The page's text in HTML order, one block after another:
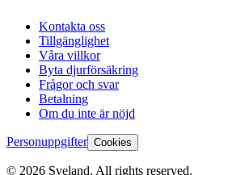
Kontakta oss
Tillgänglighet
Våra villkor
Byta djurförsäkring
Frågor och svar
Betalning
Om du inte är nöjd
Personuppgifter Cookies
© 2026 Sveland. All rights reserved.